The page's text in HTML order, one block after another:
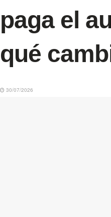
paga el
qué
30/07/2026